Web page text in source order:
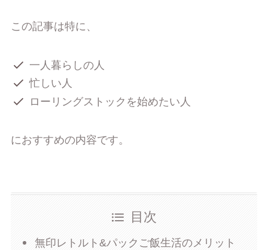
この記事は特に、
一人暮らしの人
忙しい人
ローリングストックを始めたい人
におすすめの内容です。
目次
無印レトルト&パックご飯生活のメリット